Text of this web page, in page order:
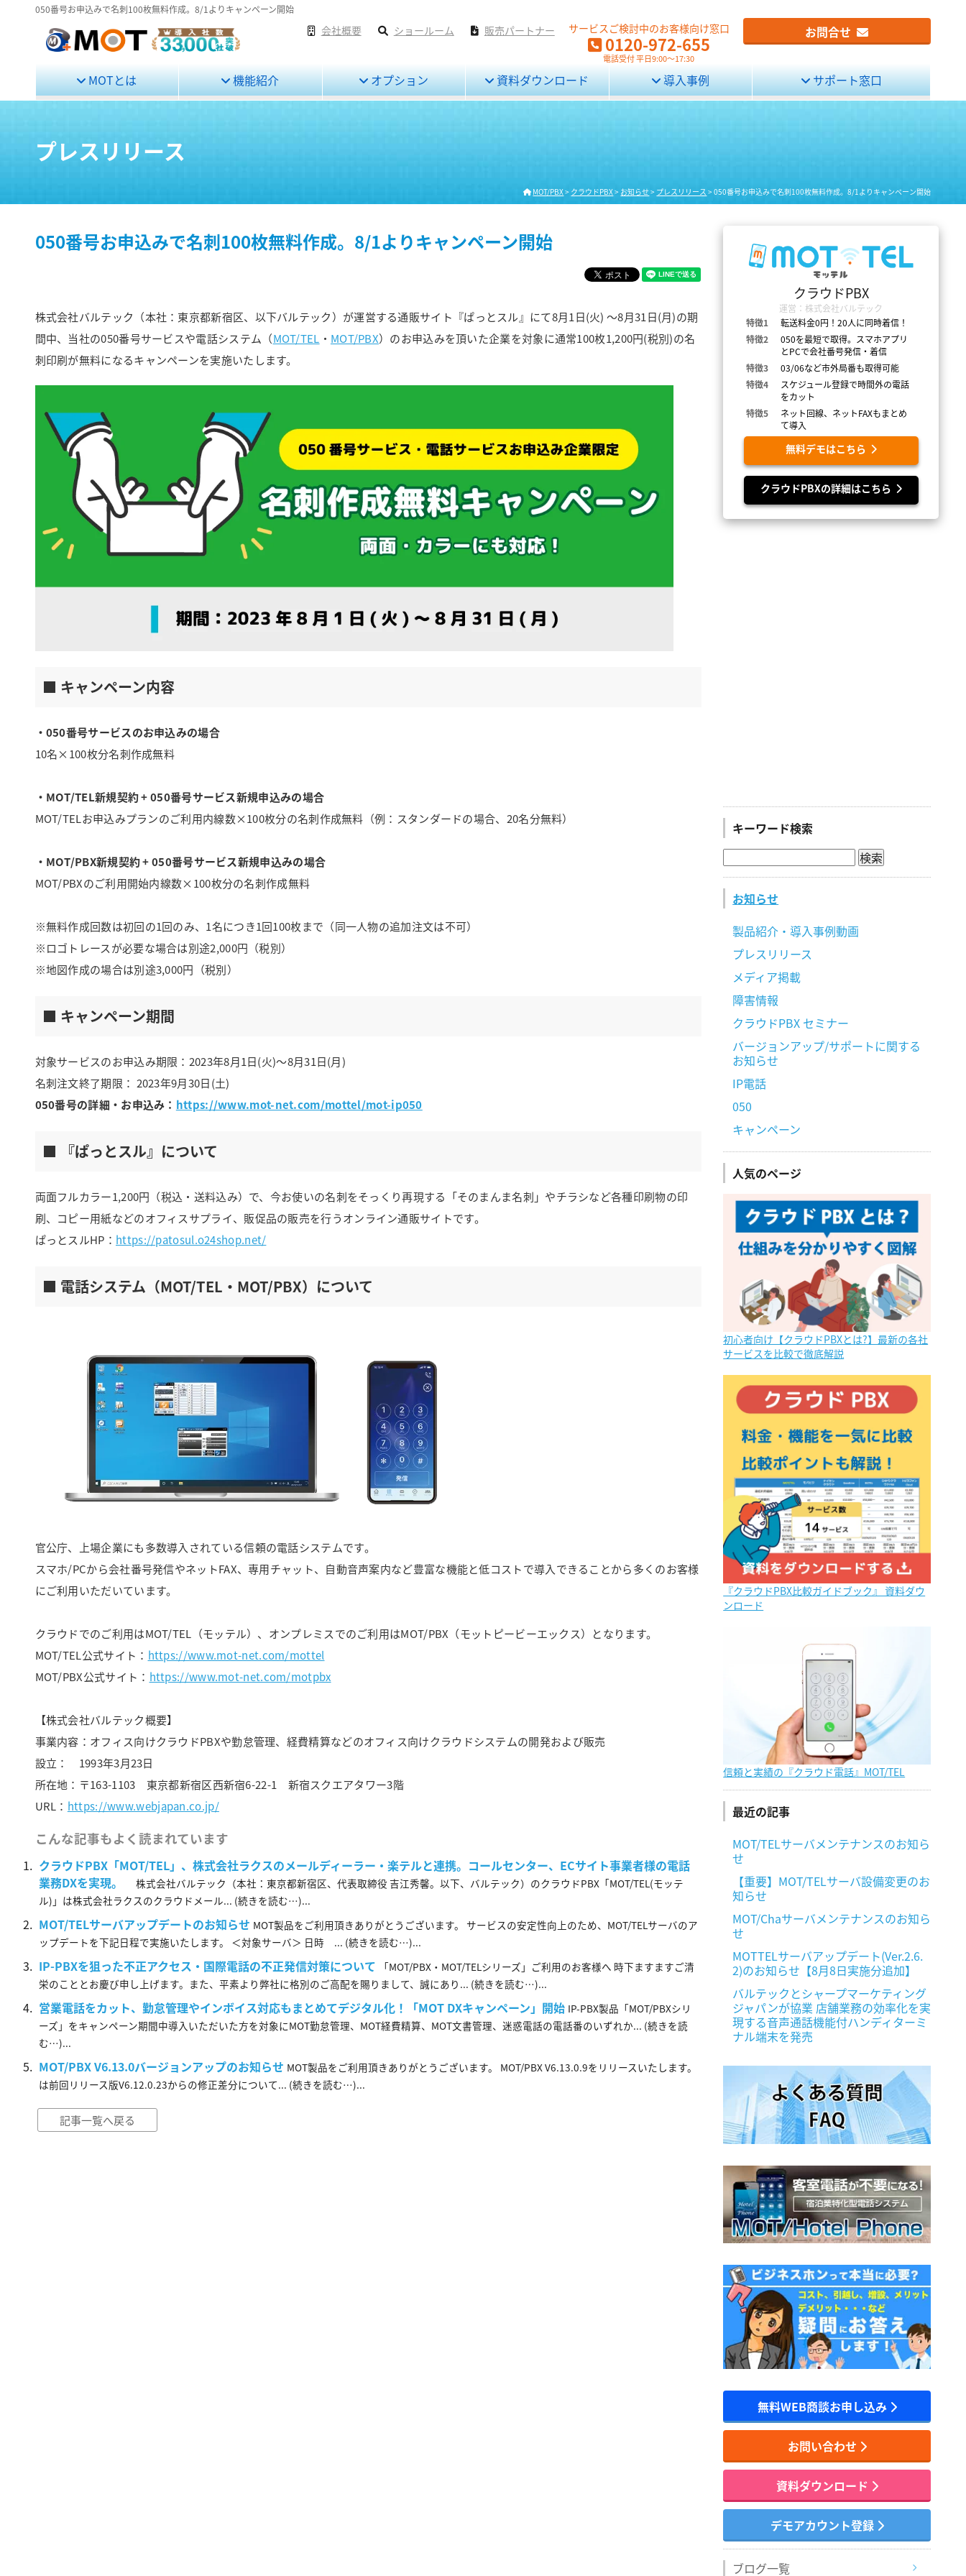
050番号お申込みで名刺100枚無料作成。8/1よりキャンペーン開始
会社概要 ショールーム 販売パートナー サービスご検討中のお客様向け窓口
0120-972-655
電話受付 平日9:00～17:30
お問合せ
MOTとは 機能紹介 オプション 資料ダウンロード 導入事例 サポート窓口
プレスリリース
MOT/PBX> クラウドPBX> お知らせ> プレスリリース >050番号お申込みで名刺100枚無料作成。8/1よりキャンペーン開始
050番号お申込みで名刺100枚無料作成。8/1よりキャンペーン開始
株式会社バルテック（本社：東京都新宿区、以下バルテック）が運営する通販サイト『ぱっとスル』にて8月1日(火) ～8月31日(月)の期
間中、当社の050番号サービスや電話システム（MOT/TEL ・ MOT/PBX）のお申込みを頂いた企業を対象に通常100枚1,200円(税別)の名
刺印刷が無料になるキャンペーンを実施いたします。
■ キャンペーン内容
・050番号サービスのお申込みの場合
10名×100枚分名刺作成無料
・MOT/TEL新規契約 + 050番号サービス新規申込みの場合
MOT/TELお申込みプランのご利用内線数×100枚分の名刺作成無料（例：スタンダードの場合、20名分無料）
・MOT/PBX新規契約 + 050番号サービス新規申込みの場合
MOT/PBXのご利用開始内線数×100枚分の名刺作成無料
※無料作成回数は初回の1回のみ、1名につき1回100枚まで（同一人物の追加注文は不可）
※ロゴトレースが必要な場合は別途2,000円（税別）
※地図作成の場合は別途3,000円（税別）
■ キャンペーン期間
対象サービスのお申込み期限：2023年8月1日(火)～8月31日(月)
名刺注文終了期限： 2023年9月30日(土)
050番号の詳細・お申込み： https://www.mot-net.com/mottel/mot-ip050
■ 『ぱっとスル』について
両面フルカラー1,200円（税込・送料込み）で、今お使いの名刺をそっくり再現する「そのまんま名刺」やチラシなど各種印刷物の印
刷、コピー用紙などのオフィスサプライ、販促品の販売を行うオンライン通販サイトです。
ぱっとスルHP： https://patosul.o24shop.net/
■ 電話システム（MOT/TEL・MOT/PBX）について
官公庁、上場企業にも多数導入されている信頼の電話システムです。
スマホ/PCから会社番号発信やネットFAX、専用チャット、自動音声案内など豊富な機能と低コストで導入できることから多くのお客様
にご利用いただいています。
クラウドでのご利用はMOT/TEL（モッテル）、オンプレミスでのご利用はMOT/PBX（モットピービーエックス）となります。
MOT/TEL公式サイト： https://www.mot-net.com/mottel
MOT/PBX公式サイト： https://www.mot-net.com/motpbx
【株式会社バルテック概要】
事業内容：オフィス向けクラウドPBXや勤怠管理、経費精算などのオフィス向けクラウドシステムの開発および販売
設立： 1993年3月23日
所在地：〒163-1103 東京都新宿区西新宿6-22-1 新宿スクエアタワー3階
URL： https://www.webjapan.co.jp/
こんな記事もよく読まれています
クラウドPBX「MOT/TEL」、株式会社ラクスのメールディーラー・楽テルと連携。コールセンター、ECサイト事業者様の電話
業務DXを実現。
株式会社バルテック（本社：東京都新宿区、代表取締役 吉江秀馨。以下、バルテック）のクラウドPBX「MOT/TEL(モッテ
ル)」は株式会社ラクスのクラウドメール... (続きを読む…)...
MOT/TELサーバアップデートのお知らせ MOT製品をご利用頂きありがとうございます。 サービスの安定性向上のため、MOT/TELサーバのア
ップデートを下記日程で実施いたします。 ＜対象サーバ＞ 日時 ... (続きを読む…)...
IP-PBXを狙った不正アクセス・国際電話の不正発信対策について
「MOT/PBX・MOT/TELシリーズ」ご利用のお客様へ 時下ますますご清
栄のこととお慶び申し上げます。また、平素より弊社に格別のご高配を賜りまして、誠にあり... (続きを読む…)...
営業電話をカット、勤怠管理やインボイス対応もまとめてデジタル化！「MOT DXキャンペーン」開始 IP-PBX製品「MOT/PBXシリ
ーズ」をキャンペーン期間中導入いただいた方を対象にMOT勤怠管理、MOT経費精算、MOT文書管理、迷惑電話の電話番のいずれか... (続きを読
む…)...
MOT/PBX V6.13.0バージョンアップのお知らせ MOT製品をご利用頂きありがとうございます。 MOT/PBX V6.13.0.9をリリースいたします。
は前回リリース版V6.12.0.23からの修正差分について... (続きを読む…)...
記事一覧へ戻る
クラウドPBX
運営：株式会社バルテック
特徴1
転送料金0円！20人に同時着信！
特徴2
050を最短で取得。スマホアプリ
とPCで会社番号発信・着信
特徴3
03/06など市外局番も取得可能
特徴4
スケジュール登録で時間外の電話
をカット
特徴5
ネット回線、ネットFAXもまとめ
て導入
無料デモはこちら
クラウドPBXの詳細はこちら
キーワード検索
お知らせ
製品紹介・導入事例動画
プレスリリース
メディア掲載
障害情報
クラウドPBX セミナー
バージョンアップ/サポートに関する
お知らせ
IP電話
050
キャンペーン
人気のページ
初心者向け【クラウドPBXとは?】最新の各社
サービスを比較で徹底解説
『クラウドPBX比較ガイドブック』 資料ダウ
ンロード
信頼と実績の『クラウド電話』MOT/TEL
最近の記事
MOT/TELサーバメンテナンスのお知ら
せ
【重要】MOT/TELサーバ設備変更のお
知らせ
MOT/Chaサーバメンテナンスのお知ら
せ
MOTTELサーバアップデート(Ver.2.6.
2)のお知らせ【8月8日実施分追加】
バルテックとシャープマーケティング
ジャパンが協業 店舗業務の効率化を実
現する音声通話機能付ハンディターミ
ナル端末を発売
無料WEB商談お申し込み
お問い合わせ
資料ダウンロード
デモアカウント登録
ブログ一覧